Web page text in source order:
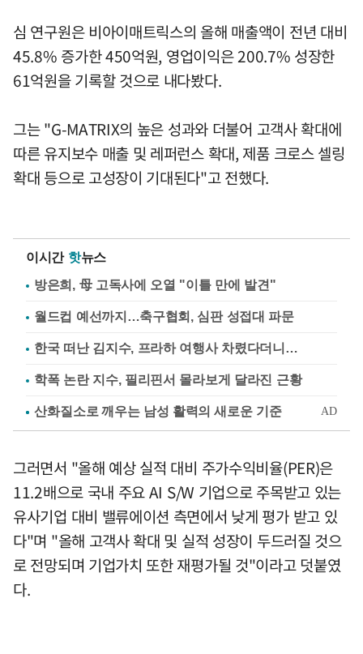
심 연구원은 비아이매트릭스의 올해 매출액이 전년 대비
45.8% 증가한 450억원, 영업이익은 200.7% 성장한
61억원을 기록할 것으로 내다봤다.
그는 "G-MATRIX의 높은 성과와 더불어 고객사 확대에
따른 유지보수 매출 및 레퍼런스 확대, 제품 크로스 셀링
확대 등으로 고성장이 기대된다"고 전했다.
이시간 핫뉴스
방은희, 母 고독사에 오열 "이틀 만에 발견"
월드컵 예선까지…축구협회, 심판 성접대 파문
한국 떠난 김지수, 프라하 여행사 차렸다더니…
학폭 논란 지수, 필리핀서 몰라보게 달라진 근황
그러면서 "올해 예상 실적 대비 주가수익비율(PER)은
11.2배으로 국내 주요 AI S/W 기업으로 주목받고 있는
유사기업 대비 밸류에이션 측면에서 낮게 평가 받고 있
다"며 "올해 고객사 확대 및 실적 성장이 두드러질 것으
로 전망되며 기업가치 또한 재평가될 것"이라고 덧붙였
다.